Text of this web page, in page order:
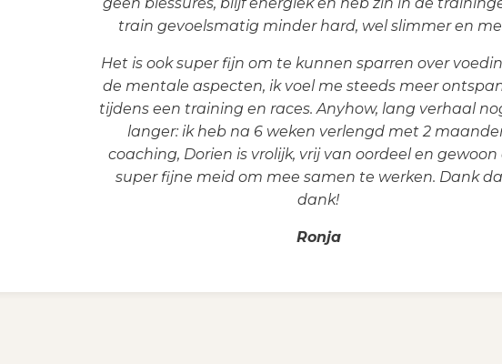
train gevoelsmatig minder hard, wel slimmer en
Het is ook super fijn om te kunnen sparren over
de mentale aspecten, ik voel me steeds meer
tijdens een training en races. Anyhow, lang verhaal
langer: ik heb na 6 weken verlengd met 2
coaching, Dorien is vrolijk, vrij van oordeel en gewoon
super fijne meid om mee samen te werken. Dank
dank!
Ronja